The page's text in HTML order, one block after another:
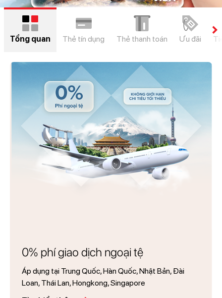
Tổng quan Thẻ tín dụng Thẻ thanh toán Ưu đãi
chevron_right
0% phí giao dịch ngoại tệ
Áp dụng tại Trung Quốc, Hàn Quốc, Nhật Bản, Đài
Loan, Thái Lan, Hongkong, Singapore